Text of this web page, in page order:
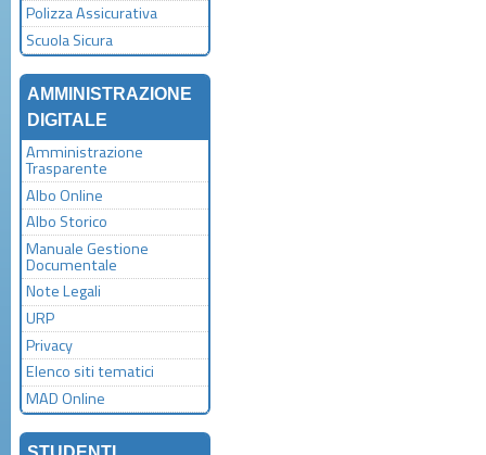
Polizza Assicurativa
Scuola Sicura
AMMINISTRAZIONE
DIGITALE
Amministrazione
Trasparente
Albo Online
Albo Storico
Manuale Gestione
Documentale
Note Legali
URP
Privacy
Elenco siti tematici
MAD Online